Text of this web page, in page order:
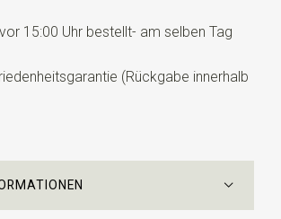
15:00 Uhr bestellt- am selben Tag
(Rückgabe innerhalb